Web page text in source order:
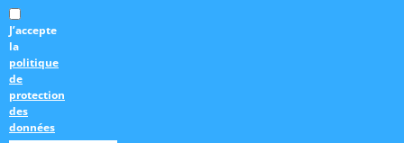
J’accepte
la
politique
de
protection
des
données